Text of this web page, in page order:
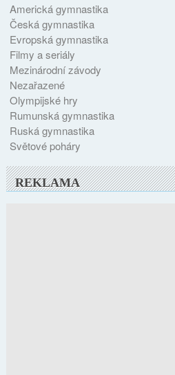
Americká gymnastika
Česká gymnastika
Evropská gymnastika
Filmy a seriály
Mezinárodní závody
Nezařazené
Olympijské hry
Rumunská gymnastika
Ruská gymnastika
Světové poháry
REKLAMA